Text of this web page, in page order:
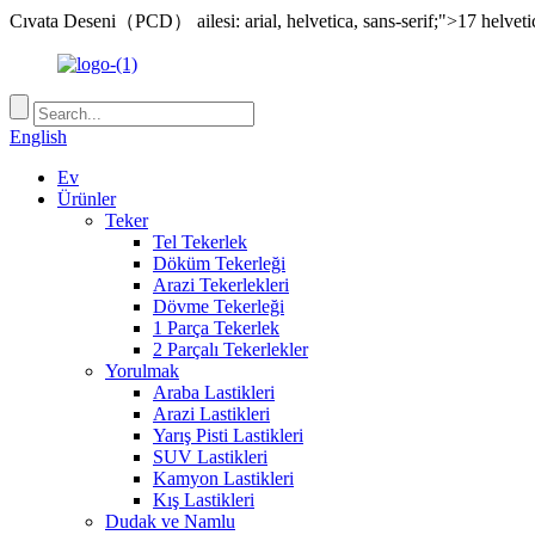
Cıvata Deseni（PCD） ailesi: arial, helvetica, sans-serif;">17
English
Ev
Ürünler
Teker
Tel Tekerlek
Döküm Tekerleği
Arazi Tekerlekleri
Dövme Tekerleği
1 Parça Tekerlek
2 Parçalı Tekerlekler
Yorulmak
Araba Lastikleri
Arazi Lastikleri
Yarış Pisti Lastikleri
SUV Lastikleri
Kamyon Lastikleri
Kış Lastikleri
Dudak ve Namlu